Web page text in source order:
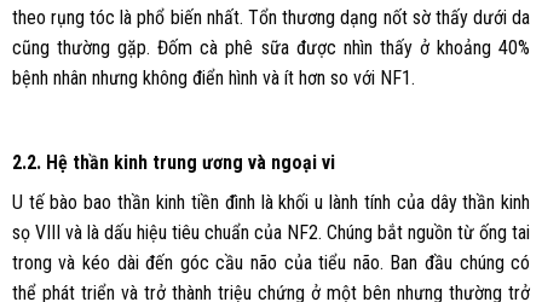
theo rụng tóc là phổ biến nhất. Tổn thương dạng nốt sờ thấy dưới da
cũng thường gặp. Đốm cà phê sữa được nhìn thấy ở khoảng 40%
bệnh nhân nhưng không điển hình và ít hơn so với NF1.
2.2. Hệ thần kinh trung ương và ngoại vi
U tế bào bao thần kinh tiền đình là khối u lành tính của dây thần kinh
sọ VIII và là dấu hiệu tiêu chuẩn của NF2. Chúng bắt nguồn từ ống tai
trong và kéo dài đến góc cầu não của tiểu não. Ban đầu chúng có
thể phát triển và trở thành triệu chứng ở một bên nhưng thường trở